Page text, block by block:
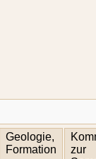
Geologie,
Formation
zur